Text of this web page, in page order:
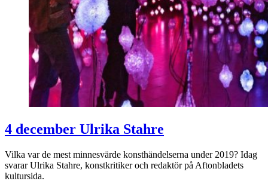
4 december Ulrika Stahre
Vilka var de mest minnesvärde konsthändelserna under 2019? Idag
svarar Ulrika Stahre, konstkritiker och redaktör på Aftonbladets
kultursida.